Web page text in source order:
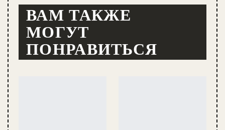
ВАМ ТАКЖЕ
МОГУТ
ПОНРАВИТЬСЯ